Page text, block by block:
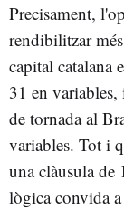
Precisament,
rendibilitzar
capital catalana
31 en
de tornada al
variables. Tot i
una clàusula de
lògica convida a